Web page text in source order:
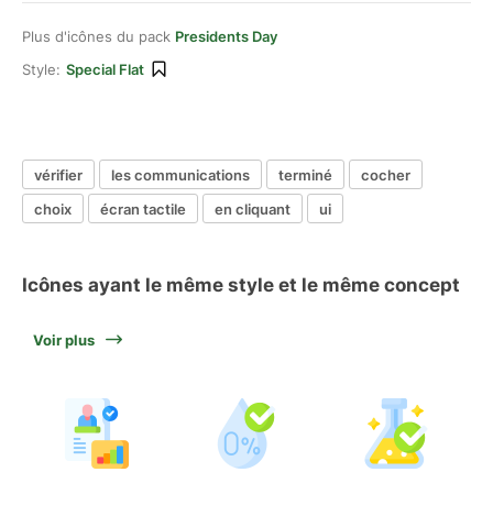
Plus d'icônes du pack Presidents Day
Style: Special Flat
vérifier les communications terminé
cocher
choix
écran tactile en cliquant ui
Icônes ayant le même style et le même concept
Voir plus